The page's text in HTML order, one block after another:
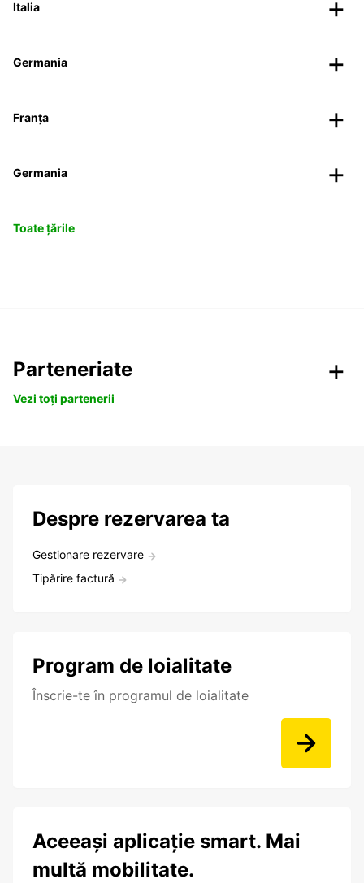
Italia
Germania
Franța
Germania
Toate țările
Parteneriate
Vezi toți partenerii
Despre rezervarea ta
Gestionare rezervare
Tipărire factură
Program de loialitate
Înscrie-te în programul de loialitate
Aceeași aplicație smart. Mai
multă mobilitate.